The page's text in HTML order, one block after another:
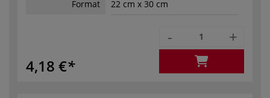
Format 22 cm x 30 cm
4,18 €
- +